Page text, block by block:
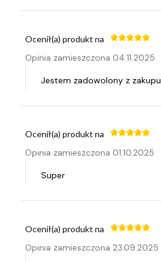
Ocenił(a) produkt na
Opinia zamieszczona 04.11.2025
Jestem zadowolony z zakupu
Ocenił(a) produkt na
Opinia zamieszczona 01.10.2025
Super
Ocenił(a) produkt na
Opinia zamieszczona 23.09.2025